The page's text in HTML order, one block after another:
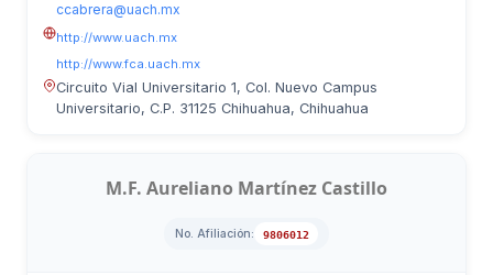
ccabrera@uach.mx
http://www.uach.mx
http://www.fca.uach.mx
Circuito Vial Universitario 1, Col. Nuevo Campus
Universitario, C.P. 31125 Chihuahua, Chihuahua
M.F. Aureliano Martínez Castillo
No. Afiliación: 9806012